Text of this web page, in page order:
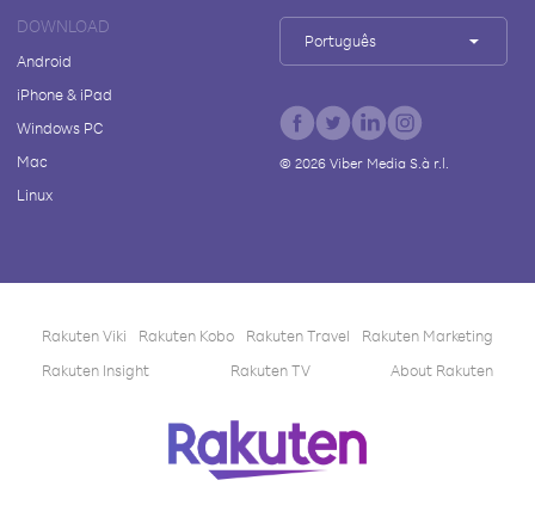
DOWNLOAD
Android
iPhone & iPad
Windows PC
Mac
Linux
Português
© 2026Viber Media S.à r.l.
Rakuten Viki Rakuten Kobo Rakuten Travel
Rakuten Marketing
Rakuten Insight
Rakuten TV About Rakuten